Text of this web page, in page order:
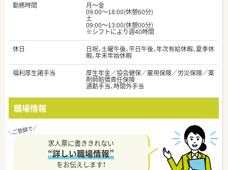
勤務時間
月～金
09:00～18:00(休憩60分)
土
09:00～13:00(休憩00分)
※シフトにより週40時間
休日
日祝、土曜午後、平日午後、年次有給休暇、夏季休
暇、年末年始休暇
福利厚生諸手当
厚生年金／協会健保／雇用保険／労災保険／薬
剤師賠償責任保険
通勤手当、時間外手当
職場情報
求人票に書ききれない
“詳しい職場情報”
をお伝えします！